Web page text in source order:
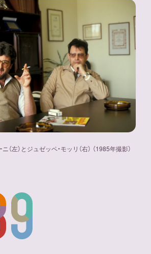
（左）とジュゼッペ・モッリ（右） （1985年撮影）